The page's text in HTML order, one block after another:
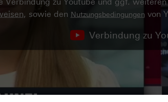
, sowie den Nutzungsbedingungen von
Verbindung zu